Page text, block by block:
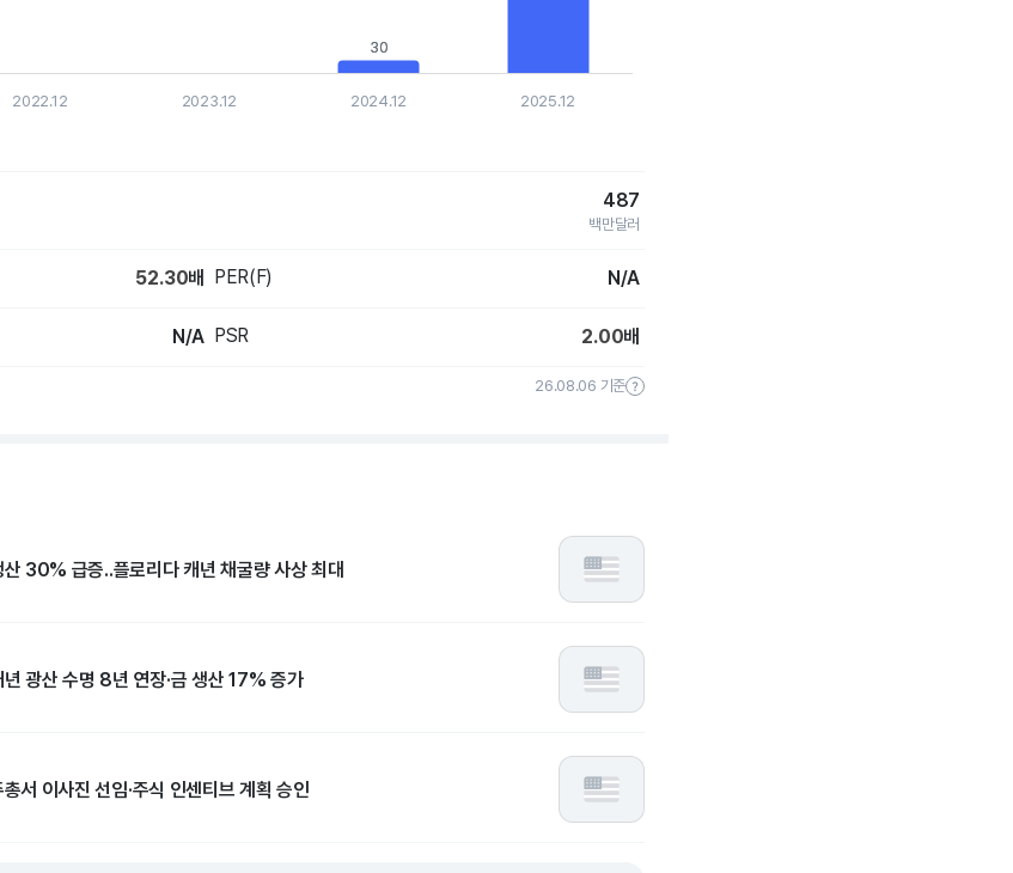
30
30
2022.12 2023.12 2024.12 2025.12
487
백만달러
52.30배 PER(F) N/A
N/A PSR 2.00배
26.08.06 기준
30% 급증..플로리다 캐년 채굴량 사상 최대
광산 수명 8년 연장·금 생산 17% 증가
서 이사진 선임·주식 인센티브 계획 승인